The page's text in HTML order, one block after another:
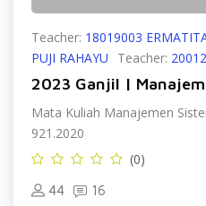
Teacher: 18019003
PUJI RAHAYU
Teacher:
2023 Ganjil |
Mata Kuliah Manajemen
921.2020
(0)
44 16